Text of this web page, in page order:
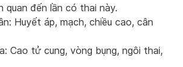
quan đến lần có thai này.
Huyết áp, mạch, chiều cao, cân
Cao tử cung, vòng bụng, ngôi thai,